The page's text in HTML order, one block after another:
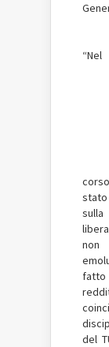
“Nel
fatto
del